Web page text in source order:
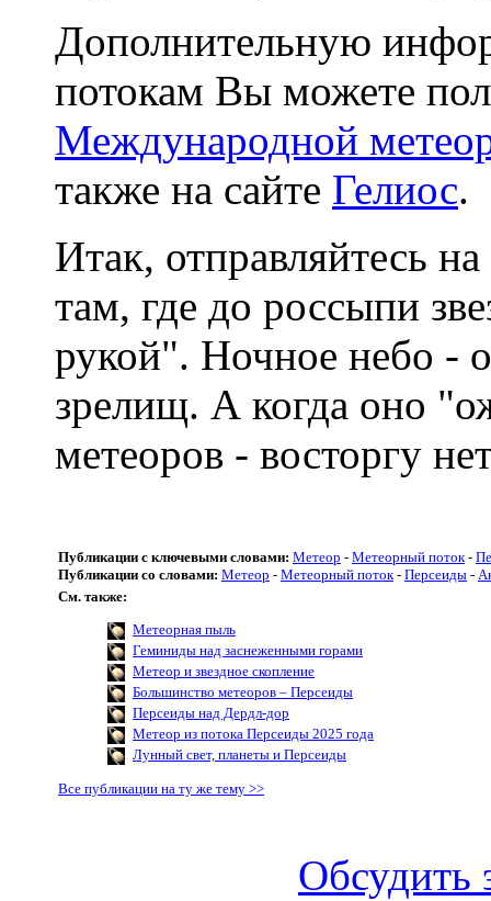
Дополнительную
потокам Вы можете
Международной
также на сайте Гелиос.
Итак, отправляйтесь
там, где до россыпи
рукой". Ночное небо -
зрелищ. А когда оно
метеоров - восторгу
Публикации с ключевыми словами: Метеор - Метеорный поток-
Публикации со словами: Метеор - Метеорный поток- Персеиды -
См. также:
Метеорная пыль
Геминиды над заснеженными горами
Метеор и звездное скопление
Большинство метеоров – Персеиды
Персеиды над Дердл-дор
Метеор из потока Персеиды 2025 года
Лунный свет, планеты и Персеиды
Все публикации на ту же тему >>
Обсудить